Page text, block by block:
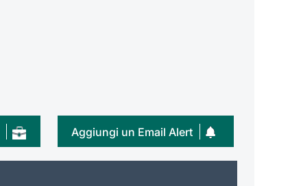
Aggiungi un Email Alert